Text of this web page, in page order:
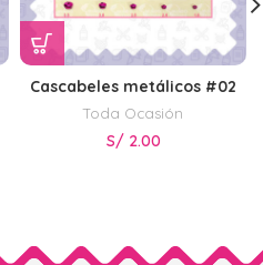
Cascabeles metálicos #02
Toda Ocasión
S/ 2.00